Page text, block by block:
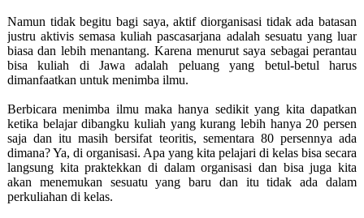
Namun tidak begitu bagi saya, aktif diorganisasi tidak ada batasan
justru aktivis semasa kuliah pascasarjana adalah sesuatu yang luar
biasa dan lebih menantang. Karena menurut saya sebagai perantau
bisa kuliah di Jawa adalah peluang yang betul-betul harus
dimanfaatkan untuk menimba ilmu.
Berbicara menimba ilmu maka hanya sedikit yang kita dapatkan
ketika belajar dibangku kuliah yang kurang lebih hanya 20 persen
saja dan itu masih bersifat teoritis, sementara 80 persennya ada
dimana? Ya, di organisasi. Apa yang kita pelajari di kelas bisa secara
langsung kita praktekkan di dalam organisasi dan bisa juga kita
akan menemukan sesuatu yang baru dan itu tidak ada dalam
perkuliahan di kelas.